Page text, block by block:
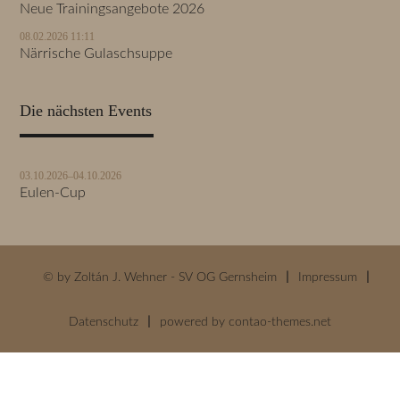
Neue Trainingsangebote 2026
08.02.2026 11:11
Närrische Gulaschsuppe
Die nächsten Events
03.10.2026–04.10.2026
Eulen-Cup
© by Zoltán J. Wehner - SV OG Gernsheim Impressum
Datenschutz powered by contao-themes.net